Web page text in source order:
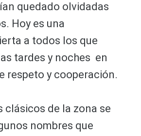
quedado olvidadas
Hoy es una
a todos los que
tardes y noches en
respeto y cooperación.
clásicos de la zona se
nombres que